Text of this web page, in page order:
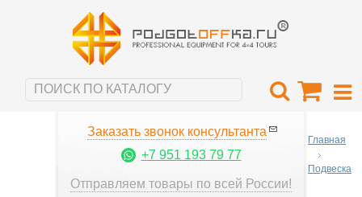
Заказать звонок консультанта
+7 951 193 79 77
Отправляем товары по всей России!
Главная
Подвеска